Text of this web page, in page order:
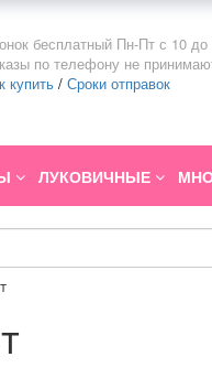
бесплатный Пн-Пт с 10 до
по телефону не
купить / Сроки отправок
ЛУКОВИЧНЫЕ